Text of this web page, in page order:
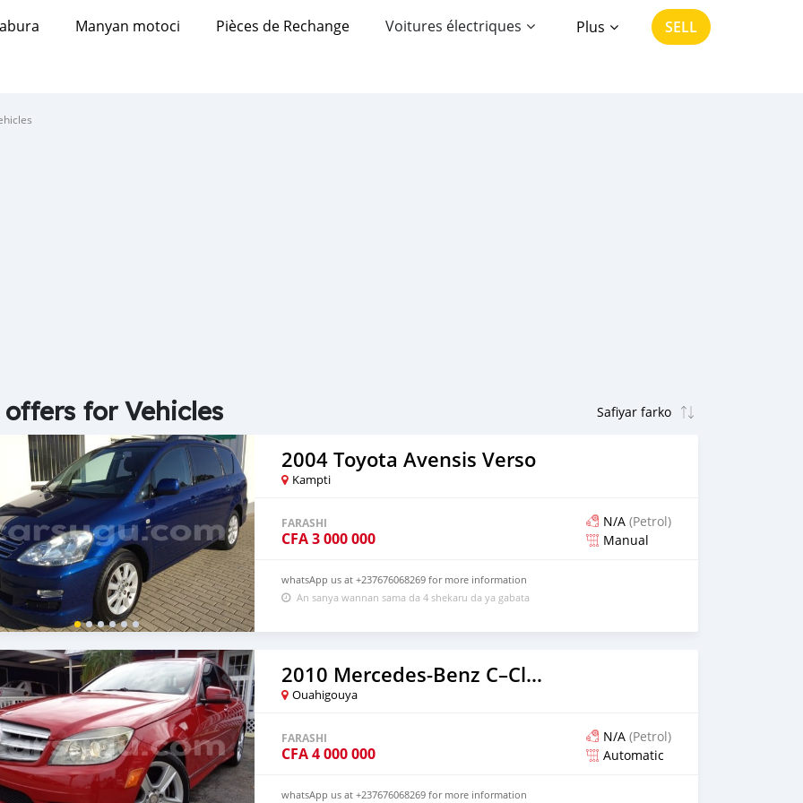
Manyan motoci Pièces de Rechange Voitures électriques Plus SELL
offers for Vehicles
2004 Toyota Avensis Verso
Kampti
FARASHI
CFA3 000 000
N/A (Petrol)
Manual
whatsApp us at +237676068269 for more information
An sanya wannan sama da 4 shekaru da ya gabata
2010 Mercedes-Benz C–Class
Ouahigouya
FARASHI
CFA4 000 000
N/A (Petrol)
Automatic
whatsApp us at +237676068269 for more information